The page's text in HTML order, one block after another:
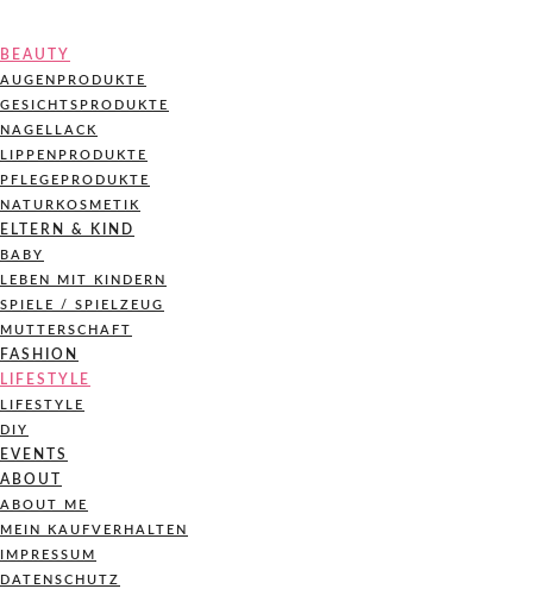
BEAUTY
AUGENPRODUKTE
GESICHTSPRODUKTE
NAGELLACK
LIPPENPRODUKTE
PFLEGEPRODUKTE
NATURKOSMETIK
ELTERN & KIND
BABY
LEBEN MIT KINDERN
SPIELE / SPIELZEUG
MUTTERSCHAFT
FASHION
LIFESTYLE
LIFESTYLE
DIY
EVENTS
ABOUT
ABOUT ME
MEIN KAUFVERHALTEN
IMPRESSUM
DATENSCHUTZ